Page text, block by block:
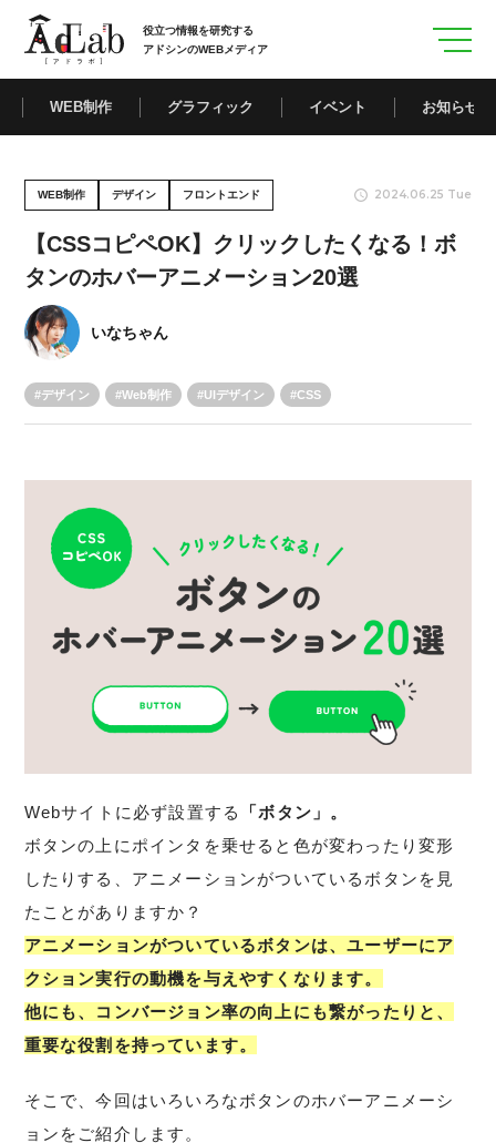
役立つ情報を研究する
アドシンのWEBメディア
WEB制作 グラフィック イベント お知らせ
WEB制作 デザイン フロントエンド 2024.06.25 Tue
【CSSコピペOK】クリックしたくなる！ボ
タンのホバーアニメーション20選
いなちゃん
デザイン Web制作 UIデザイン CSS
Webサイトに必ず設置する
「ボタン」。
ボタンの上にポインタを乗せると色が変わったり変形
したりする、アニメーションがついているボタンを見
たことがありますか？
アニメーションがついているボタンは、ユーザーにア
クション実行の動機を与えやすくなります。
他にも、コンバージョン率の向上にも繋がったりと、
重要な役割を持っています。
そこで、今回はいろいろなボタンのホバーアニメーシ
ョンをご紹介します。